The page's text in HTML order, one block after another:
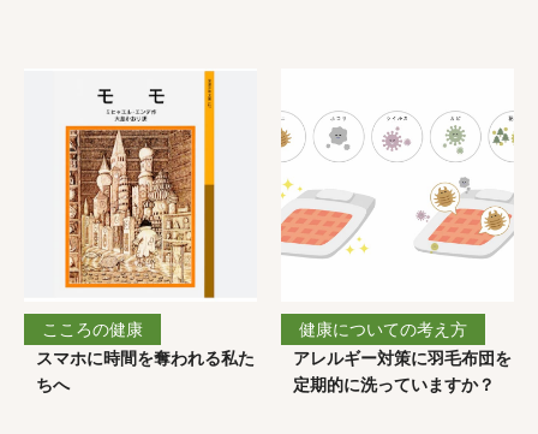
こころの健康
スマホに時間を奪われる私た
ちへ
健康についての考え方
アレルギー対策に羽毛布団を
定期的に洗っていますか？